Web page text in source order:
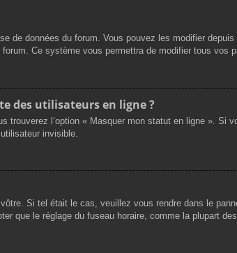
données du forum. Vous pouvez les modifier
Ce système vous permettra de modifier tous vos
des utilisateurs en ligne ?
trouverez l’option « Masquer mon statut en ligne ».
invisible.
Si tel était le cas, veuillez vous rendre dans le
que le réglage du fuseau horaire, comme la plupart